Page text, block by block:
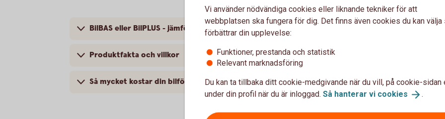
BilBAS eller BilPLUS - jämför innehåll
Produktfakta och villkor
Så mycket kostar din bilförsäkring
Vi använder nödvändiga cookies eller liknande tekniker för att
webbplatsen ska fungera för dig. Det finns även cookies du kan välja
förbättrar din upplevelse:
Funktioner, prestanda och statistik
Relevant marknadsföring
Du kan ta tillbaka ditt cookie-medgivande när du vill, på cookie-sidan
under din profil när du är inloggad. Så hanterar vi cookies .